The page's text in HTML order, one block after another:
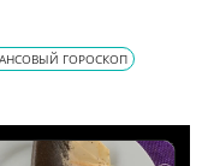
ГОРОСКОП